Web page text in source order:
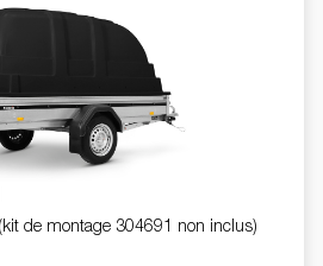
de montage 304691 non inclus)